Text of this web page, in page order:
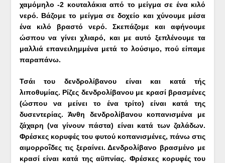
χαμόμηλο -2 κουταλάκια από το μείγμα σε ένα κιλό
νερό. Βάζομε το μείγμα σε δοχείο και χύνουμε μέσα
ένα κιλό βραστό νερό. Σκεπάζομε και αφήνουμε
ώσπου να γίνει χλιαρό, και με αυτό ξεπλένουμε τα
μαλλιά επανειλημμένα μετά το λούσιμο, πού είπαμε
παραπάνω.
Τσάι του δενδρολίβανου είναι και κατά τής
λιποθυμίας. Ρίζες δενδρολίβανου με κρασί βρασμένες
(ώσπου να μείνει το ένα τρίτο) είναι κατά της
δυσεντερίας. Άνθη δενδρολίβανου κοπανισμένα με
ζάχαρη (να γίνουν πάστα) είναι κατά των ζαλάδων.
Φρέσκες κορυφές του φυτού κοπανισμένες, πάνω στις
αιμορροΐδες τις ξεραίνει. Δενδρολίβανο βρασμένο με
κρασί είναι κατά της αϋπνίας. Φρέσκες κορυφές του